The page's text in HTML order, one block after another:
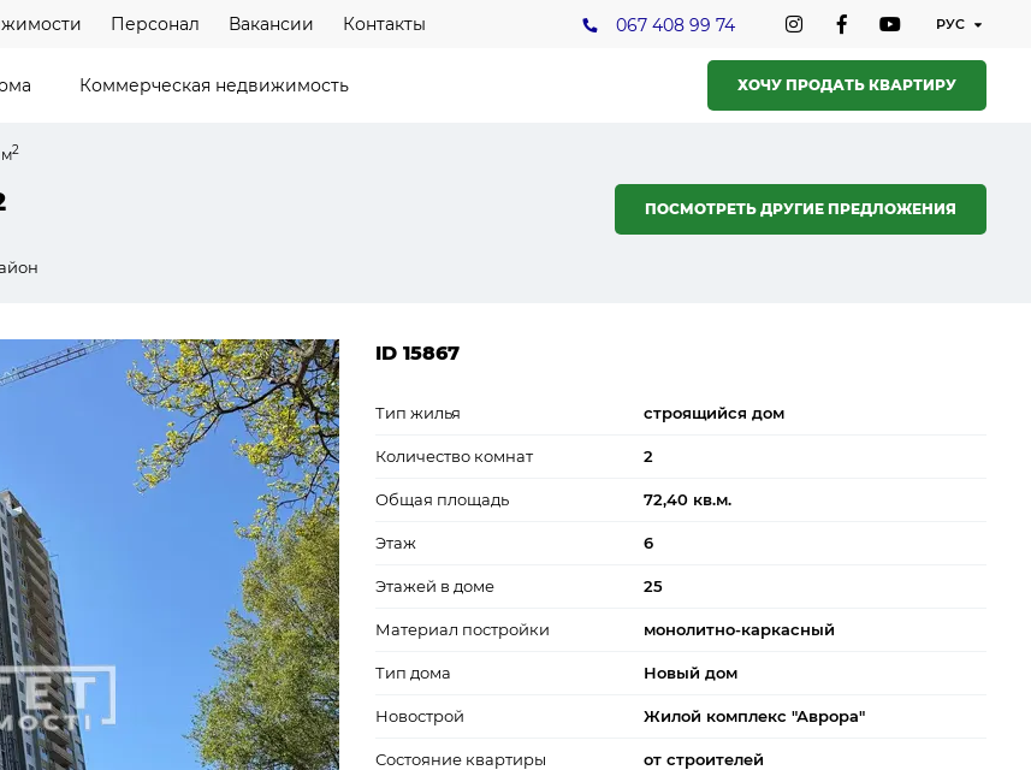
Персонал Вакансии Контакты 067 408 99 74
Коммерческая недвижимость ХОЧУ ПРОДАТЬ КВАРТИРУ
м2
ПОСМОТРЕТЬ ДРУГИЕ ПРЕДЛОЖЕНИЯ
ID 15867
Тип жилья строящийся дом
Количество комнат 2
Общая площадь 72,40 кв.м.
Этаж 6
Этажей в доме 25
Материал постройки монолитно-каркасный
Тип дома Новый дом
Новострой Жилой комплекс "Аврора"
Состояние квартиры от строителей